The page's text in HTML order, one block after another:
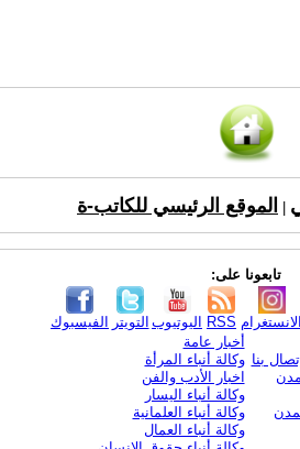
الموقع الرئيسي للكاتب-ة
تابعونا على:
الفيسبوك التويتر اليوتيوب RSS الانستغرام
بنا
أخبار عامة
وكالة أنباء المرأة
اخبار الأدب والفن
وكالة أنباء اليسار
وكالة أنباء العلمانية
وكالة أنباء العمال